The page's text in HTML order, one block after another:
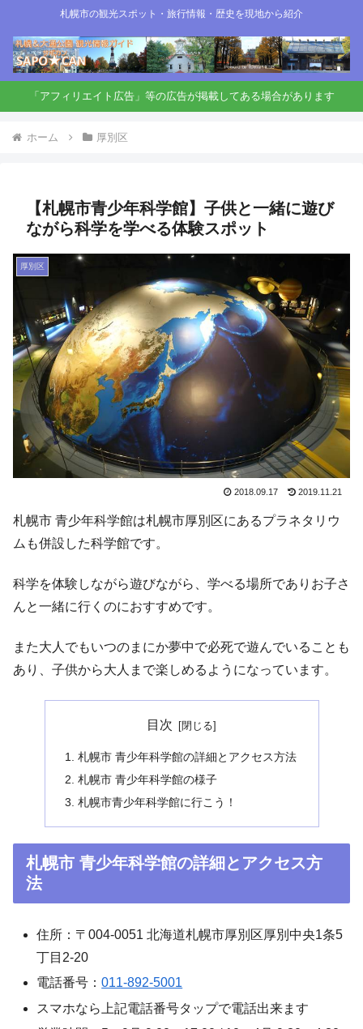
札幌市の観光スポット・旅行情報・歴史を現地から紹介
「アフィリエイト広告」等の広告が掲載してある場合があります
ホーム 厚別区
【札幌市青少年科学館】子供と一緒に遊び
ながら科学を学べる体験スポット
厚別区
2018.09.17 2019.11.21
札幌市 青少年科学館は札幌市厚別区にあるプラネタリウ
ムも併設した科学館です。
科学を体験しながら遊びながら、学べる場所でありお子さ
んと一緒に行くのにおすすめです。
また大人でもいつのまにか夢中で必死で遊んでいることも
あり、子供から大人まで楽しめるようになっています。
目次
札幌市 青少年科学館の詳細とアクセス方法
札幌市 青少年科学館の様子
札幌市青少年科学館に行こう！
札幌市 青少年科学館の詳細とアクセス方
法
住所：〒004-0051 北海道札幌市厚別区厚別中央1条5
丁目2-20
電話番号：011-892-5001
スマホなら上記電話番号タップで電話出来ます